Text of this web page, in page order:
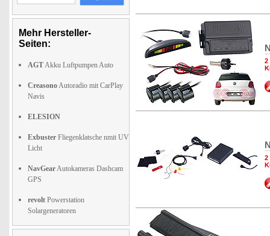
Mehr Hersteller-
Seiten:
AGTAkku Luftpumpen Auto
CreasonoAutoradio mit CarPlay
Navis
ELESION
Exbuster Fliegenklatsche nmit UV
Licht
NavGearAutokameras Dashcam
GPS
revolt Powerstation
Solargeneratoren
2
2